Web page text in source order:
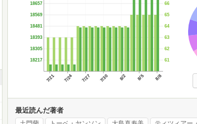
7/21 7/24 7/27 7/30 8/2 8/5 8/8
18217
18305
18393
18481
18569
18657
61
62
63
64
65
66
最近読んだ著者